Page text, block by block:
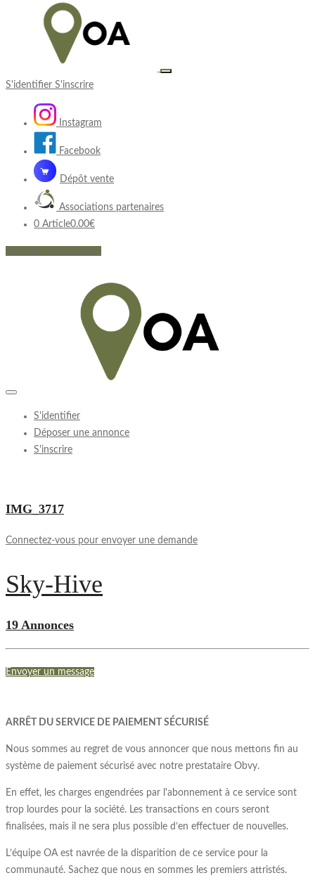
S'identifier S'inscrire
Instagram
Facebook
Dépôt vente
Associations partenaires
0 Article0.00€
Déposer une annonce
S'identifier
Déposer une annonce
S'inscrire
IMG_3717
Connectez-vous pour envoyer une demande
Sky-Hive
19 Annonces
Envoyer un message
ARRÊT DU SERVICE DE PAIEMENT SÉCURISÉ
Nous sommes au regret de vous annoncer que nous mettons fin au
système de paiement sécurisé avec notre prestataire Obvy.
En effet, les charges engendrées par l'abonnement à ce service sont
trop lourdes pour la société. Les transactions en cours seront
finalisées, mais il ne sera plus possible d’en effectuer de nouvelles.
L’équipe OA est navrée de la disparition de ce service pour la
communauté. Sachez que nous en sommes les premiers attristés.